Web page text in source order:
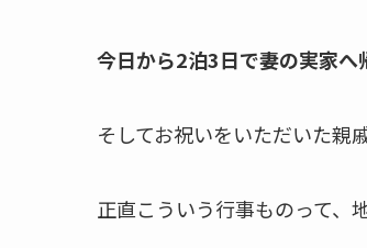
今日から2泊3日で妻の実家へ
そしてお祝いをいただいた親
正直こういう行事ものって、